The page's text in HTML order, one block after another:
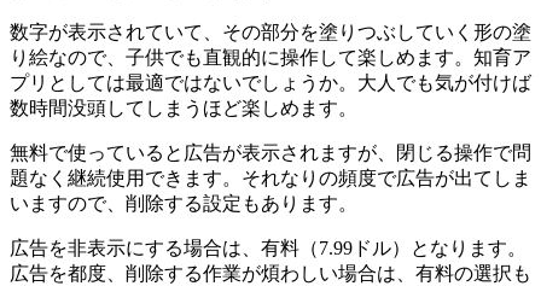
数字が表示されていて、その部分を塗りつぶしていく形の塗
り絵なので、子供でも直観的に操作して楽しめます。知育ア
プリとしては最適ではないでしょうか。大人でも気が付けば
数時間没頭してしまうほど楽しめます。
無料で使っていると広告が表示されますが、閉じる操作で問
題なく継続使用できます。それなりの頻度で広告が出てしま
いますので、削除する設定もあります。
広告を非表示にする場合は、有料（7.99ドル）となります。
広告を都度、削除する作業が煩わしい場合は、有料の選択も